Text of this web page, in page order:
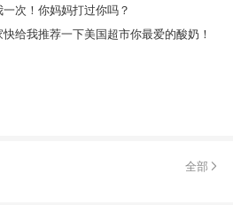
次！你妈妈打过你吗？
给我推荐一下美国超市你最爱的酸奶！
全部